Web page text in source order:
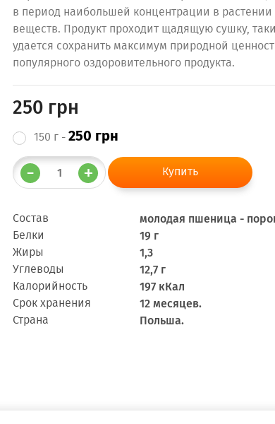
в период наибольшей концентрации в
веществ. Продукт проходит щадящую сушку,
удается сохранить максимум природной
популярного оздоровительного продукта.
250 грн
150 г -250 грн
Состав молодая пшеница -
Белки 19 г
Жиры 1,3
Углеводы 12,7 г
Калорийность 197 кКал
Срок хранения 12 месяцев.
Страна Польша.